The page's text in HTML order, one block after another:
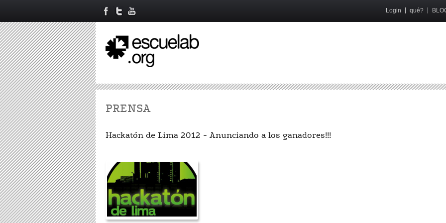
Login qué?
PRENSA
Hackatón de Lima 2012 - Anunciando a los ganadores!!!